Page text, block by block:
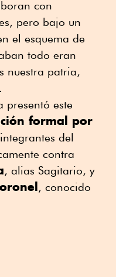
con
pero bajo un
el esquema de
todo eran
nuestra patria,
presentó este
formal por
del
contra
, alias Sagitario, y
, conocido